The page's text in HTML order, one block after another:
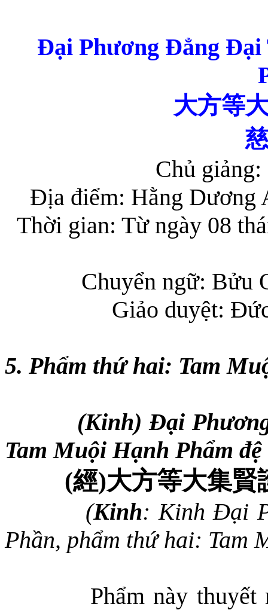
Đại Phương Đẳng Đại
大方等
Chủ giảng:
Địa điểm: Hằng Dương
Thời gian: Từ ngày 08
Chuyển ngữ: Bửu
Giảo duyệt:
5. Phẩm thứ hai: Tam
(Kinh) Đại
Tam Muội Hạnh Phẩm
(經)大方等大集賢
(Kinh:KinhĐại
Phần, phẩm thứ hai: Tam
Phẩm này